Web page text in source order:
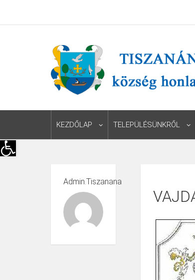
Eszköztár megnyitása
KEZDŐLAP TELEPÜLÉSÜNKRŐL
Admin.tiszanana